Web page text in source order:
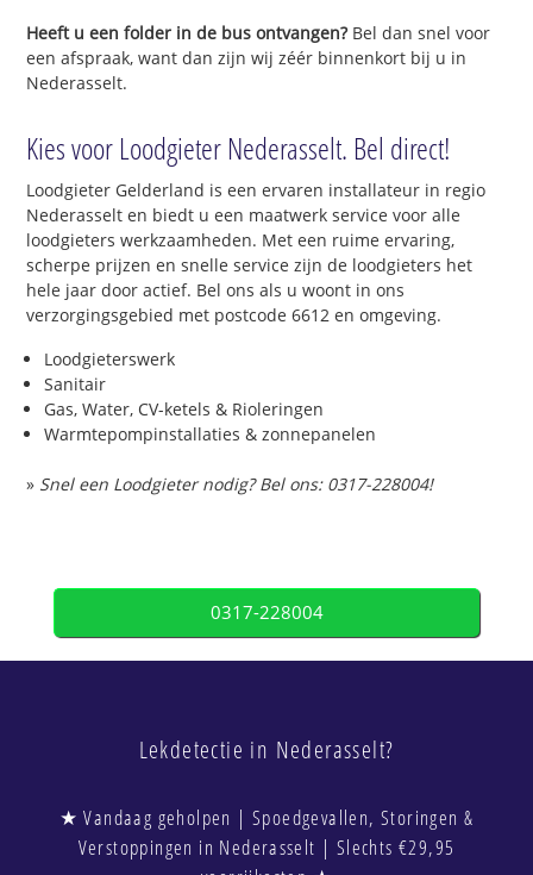
Heeft u een folder in de bus ontvangen?Bel dan snel voor
een afspraak, want dan zijn wij zéér binnenkort bij u in
Nederasselt.
Kies voor Loodgieter Nederasselt. Bel direct!
Loodgieter Gelderland is een ervaren installateur in regio
Nederasselt en biedt u een maatwerk service voor alle
loodgieters werkzaamheden. Met een ruime ervaring,
scherpe prijzen en snelle service zijn de loodgieters het
hele jaar door actief. Bel ons als u woont in ons
verzorgingsgebied met postcode 6612 en omgeving.
Loodgieterswerk
Sanitair
Gas, Water, CV-ketels & Rioleringen
Warmtepompinstallaties & zonnepanelen
» Snel een Loodgieter nodig? Bel ons: 0317-228004!
0317-228004
Lekdetectie in Nederasselt?
★ Vandaag geholpen | Spoedgevallen, Storingen &
Verstoppingen in Nederasselt | Slechts €29,95